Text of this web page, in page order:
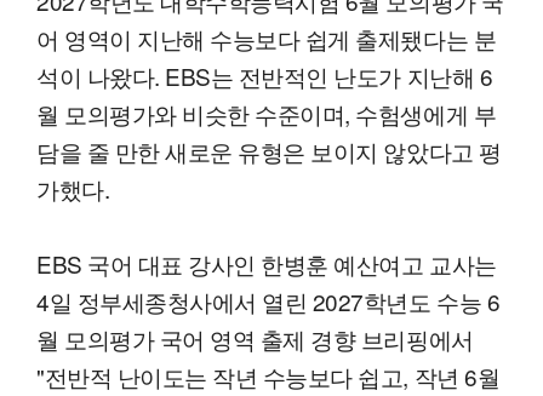
어 영역이 지난해 수능보다 쉽게 출제됐다는 분
석이 나왔다. EBS는 전반적인 난도가 지난해 6
월 모의평가와 비슷한 수준이며, 수험생에게 부
담을 줄 만한 새로운 유형은 보이지 않았다고 평
가했다.
EBS 국어 대표 강사인 한병훈 예산여고 교사는
4일 정부세종청사에서 열린 2027학년도 수능 6
월 모의평가 국어 영역 출제 경향 브리핑에서
"전반적 난이도는 작년 수능보다 쉽고, 작년 6월